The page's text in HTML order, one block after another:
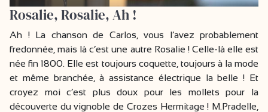
Rosalie, Rosalie, Ah !
Ah ! La chanson de Carlos, vous l’avez probablement
fredonnée, mais là c’est une autre Rosalie ! Celle-là elle est
née fin 1800. Elle est toujours coquette, toujours à la mode
et même branchée, à assistance électrique la belle ! Et
croyez moi c’est plus doux pour les mollets pour la
découverte du vignoble de Crozes Hermitage ! M.Pradelle,